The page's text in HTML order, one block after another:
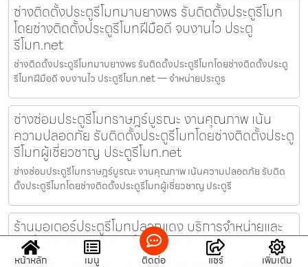
ช่างติดตั้งประตูรีโมทมาบยางพร รับติดตั้งประตูรีโมท
โดยช่างติดตั้งประตูรีโมทฝีมือดี จบงานไว ประตู
รีโมท.net
ช่างติดตั้งประตูรีโมทมาบยางพร รับติดตั้งประตูรีโมทโดยช่างติดตั้งประตู
รีโมทฝีมือดี จบงานไว ประตูรีโมท.net — จำหน่ายประตูร
ช่างซ่อมประตูรีโมทราษฎร์บูรณะ งานคุณภาพ เน้น
ความปลอดภัย รับติดตั้งประตูรีโมทโดยช่างติดตั้งประตู
รีโมทผู้เชี่ยวชาญ ประตูรีโมท.net
ช่างซ่อมประตูรีโมทราษฎร์บูรณะ งานคุณภาพ เน้นความปลอดภัย รับติด
ตั้งประตูรีโมทโดยช่างติดตั้งประตูรีโมทผู้เชี่ยวชาญ ประตูรี
ร้านมอเตอร์ประตูรีโมทปลวกแดง บริการจำหน่ายและ
ติดตั้งประตูรีโมท ประตูรั้วรีโมท ราคาถูก
ร้านมอเตอร์ประตูรีโมทปลวกแดง บริการจำหน่ายประตูรีโมทและอะไหล่
หน้าหลัก เมนู ติดต่อ แชร์ เพิ่มเติม